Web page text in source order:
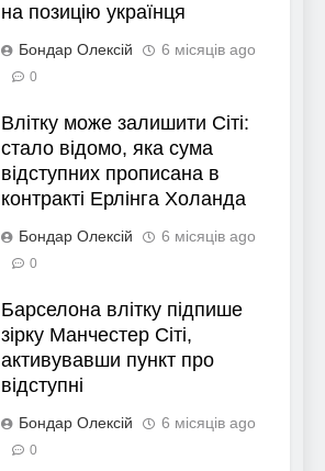
на позицію українця
Бондар Олексій 6 місяців ago
0
Влітку може залишити Сіті:
стало відомо, яка сума
відступних прописана в
контракті Ерлінга Холанда
Бондар Олексій 6 місяців ago
0
Барселона влітку підпише
зірку Манчестер Сіті,
активувавши пункт про
відступні
Бондар Олексій 6 місяців ago
0